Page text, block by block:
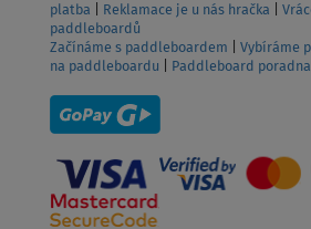
platba
Reklamace je u nás hračka
paddleboardů
Začínáme s paddleboardem
Vybíráme
na paddleboardu
Paddleboard poradna